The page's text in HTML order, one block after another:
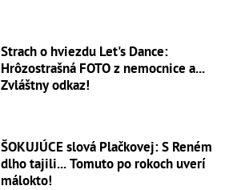
Strach o hviezdu Let's Dance:
Hrôzostrašná FOTO z nemocnice a...
Zvláštny odkaz!
ŠOKUJÚCE slová Plačkovej: S Reném
dlho tajili... Tomuto po rokoch uverí
málokto!